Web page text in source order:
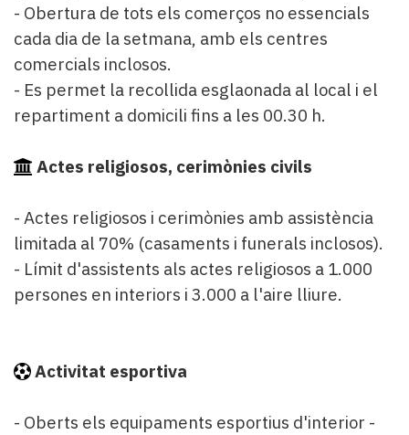
- Obertura de tots els comerços no essencials
cada dia de la setmana, amb els centres
comercials inclosos.
- Es permet la recollida esglaonada al local i el
repartiment a domicili fins a les 00.30 h.
Actes religiosos, cerimònies civils
- Actes religiosos i cerimònies amb assistència
limitada al 70% (casaments i funerals inclosos).
- Límit d'assistents als actes religiosos a 1.000
persones en interiors i 3.000 a l'aire lliure.
Activitat esportiva
- Oberts els equipaments esportius d'interior -